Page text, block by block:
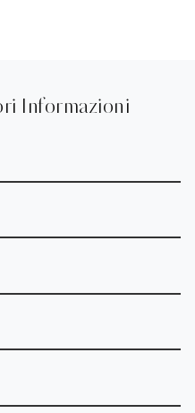
Informazioni